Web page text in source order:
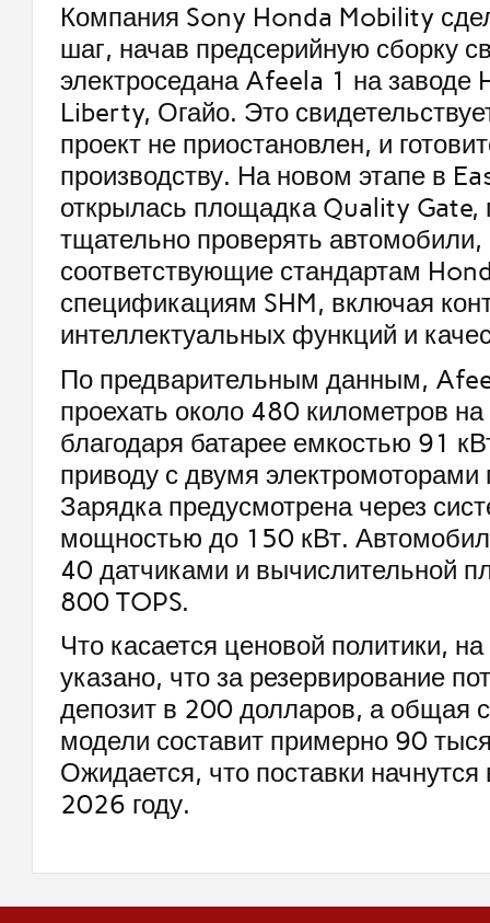
Компания Sony Honda Mobility
шаг, начав предсерийную сборку
электроседана Afeela 1 на заводе
Liberty, Огайо. Это
проект не приостановлен, и
производству. На новом этапе в
открылась площадка Quality Gate,
тщательно проверять автомобили,
соответствующие стандартам
спецификациям SHM, включая
интеллектуальных функций и
По предварительным данным,
проехать около 480 километров
благодаря батарее емкостью 91
приводу с двумя
Зарядка предусмотрена через
мощностью до 150 кВт.
40 датчиками и вычислительной
800 TOPS.
Что касается ценовой политики,
указано, что за резервирование
депозит в 200 долларов, а общая
модели составит примерно 90
Ожидается, что поставки
2026 году.